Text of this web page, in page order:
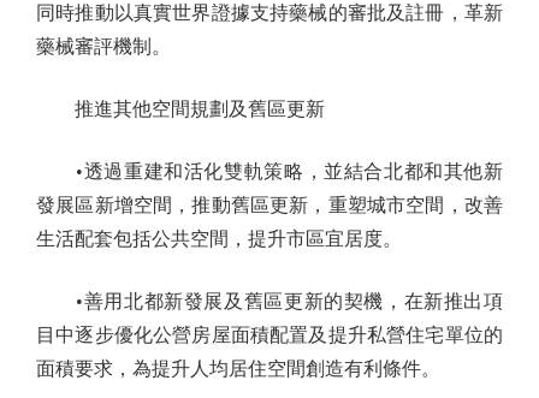
同時推動以真實世界證據支持藥械的審批及註冊，革新
藥械審評機制。
推進其他空間規劃及舊區更新
•透過重建和活化雙軌策略，並結合北都和其他新
發展區新增空間，推動舊區更新，重塑城市空間，改善
生活配套包括公共空間，提升市區宜居度。
•善用北都新發展及舊區更新的契機，在新推出項
目中逐步優化公營房屋面積配置及提升私營住宅單位的
面積要求，為提升人均居住空間創造有利條件。